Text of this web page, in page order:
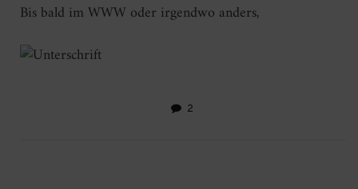
Bis bald im WWW oder irgendwo anders,
2